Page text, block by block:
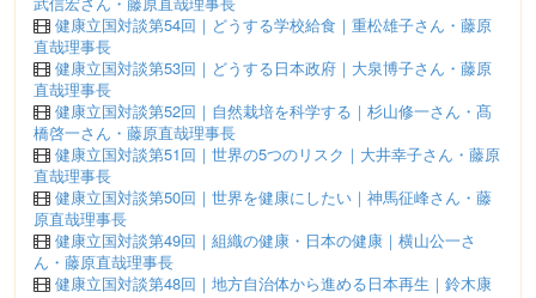
健康立国対談第54回｜どうする学校給食｜重松雄子さん・藤原
直哉理事長
健康立国対談第53回｜どうする日本政府｜大泉博子さん・藤原
直哉理事長
健康立国対談第52回｜自然栽培を科学する｜杉山修一さん・髙
橋啓一さん・藤原直哉理事長
健康立国対談第51回｜世界の5つのリスク｜大井幸子さん・藤原
直哉理事長
健康立国対談第50回｜世界を健康にしたい｜神馬征峰さん・藤
原直哉理事長
健康立国対談第49回｜組織の健康・日本の健康｜横山公一さ
ん・藤原直哉理事長
健康立国対談第48回｜地方自治体から進める日本再生｜鈴木康